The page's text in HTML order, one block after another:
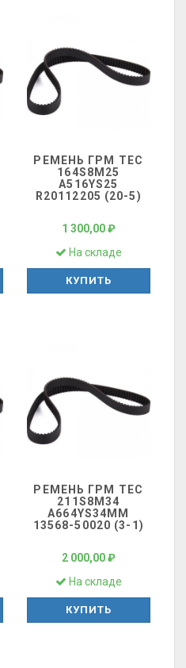
РЕМЕНЬ ГРМ ТЕС
164S8M25
A516YS25
R20112205 (20-5)
1 300,00 ₽
На складе
КУПИТЬ
РЕМЕНЬ ГРМ ТЕС
211S8M34
A664YS34MM
13568-50020 (3-1)
2 000,00 ₽
На складе
КУПИТЬ